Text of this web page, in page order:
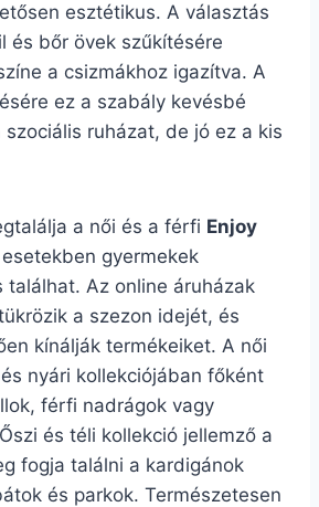
esztétikus. A választás
és bőr övek szűkítésére
a csizmákhoz igazítva. A
ez a szabály kevésbé
ruházat, de jó ez a kis
a női és a férfi Enjoy
gyermekek
találhat. Az online áruházak
a szezon idejét, és
kínálják termékeiket. A női
nyári kollekciójában főként
férfi nadrágok vagy
és téli kollekció jellemző a
fogja találni a kardigánok
és parkok. Természetesen